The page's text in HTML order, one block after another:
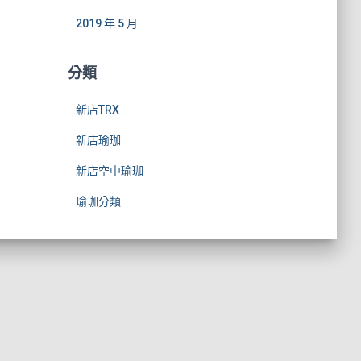
2019 年 5 月
分類
新店TRX
新店瑜珈
新店空中瑜珈
瑜珈分類